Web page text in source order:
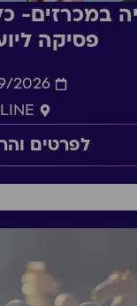
במכרזים-
פסיקה
2026
לפרטים